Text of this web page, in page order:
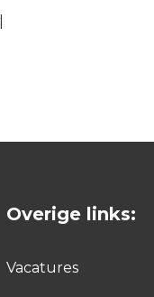
Overige links:
Vacatures